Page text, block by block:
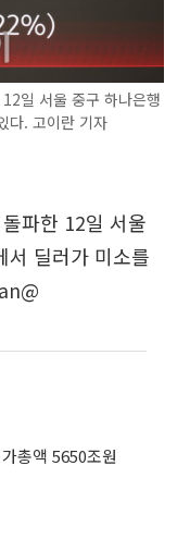
일 서울 중구 하나은행
다. 고이란 기자
파한 12일 서울
서 딜러가 미소를
총액 5650조원